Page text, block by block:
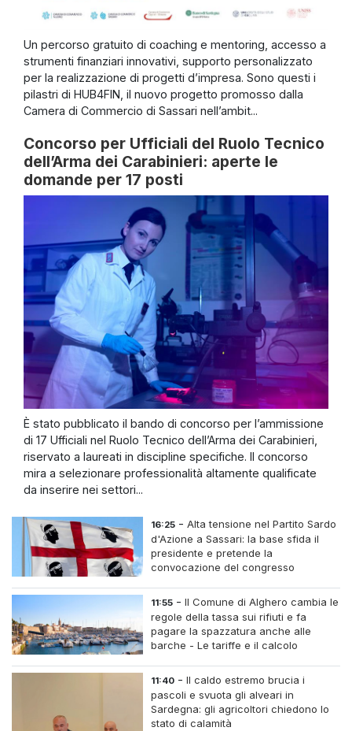
Un percorso gratuito di coaching e mentoring, accesso a
strumenti finanziari innovativi, supporto personalizzato
per la realizzazione di progetti d’impresa. Sono questi i
pilastri di HUB4FIN, il nuovo progetto promosso dalla
Camera di Commercio di Sassari nell’ambit...
Concorso per Ufficiali del Ruolo Tecnico
dell’Arma dei Carabinieri: aperte le
domande per 17 posti
È stato pubblicato il bando di concorso per l’ammissione
di 17 Ufficiali nel Ruolo Tecnico dell’Arma dei Carabinieri,
riservato a laureati in discipline specifiche. Il concorso
mira a selezionare professionalità altamente qualificate
da inserire nei settori...
16:25 -Alta tensione nel Partito Sardo
d'Azione a Sassari: la base sfida il
presidente e pretende la
convocazione del congresso
11:55 -Il Comune di Alghero cambia le
regole della tassa sui rifiuti e fa
pagare la spazzatura anche alle
barche - Le tariffe e il calcolo
11:40 -Il caldo estremo brucia i
pascoli e svuota gli alveari in
Sardegna: gli agricoltori chiedono lo
stato di calamità